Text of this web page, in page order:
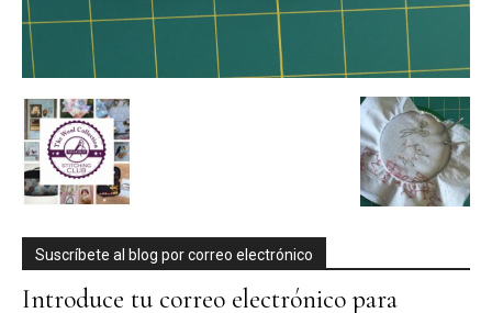
Suscríbete al blog por correo electrónico
Introduce tu correo electrónico para